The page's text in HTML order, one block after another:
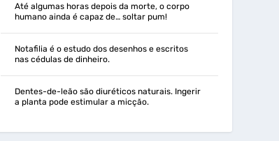
Até algumas horas depois da morte, o corpo
humano ainda é capaz de… soltar pum!
Notafilia é o estudo dos desenhos e escritos
nas cédulas de dinheiro.
Dentes-de-leão são diuréticos naturais. Ingerir
a planta pode estimular a micção.